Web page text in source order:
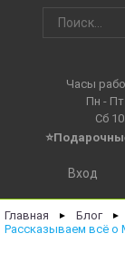
Часы
Пн - Пт
Сб
Вход
Главная ► Блог ►
Рассказываем всё